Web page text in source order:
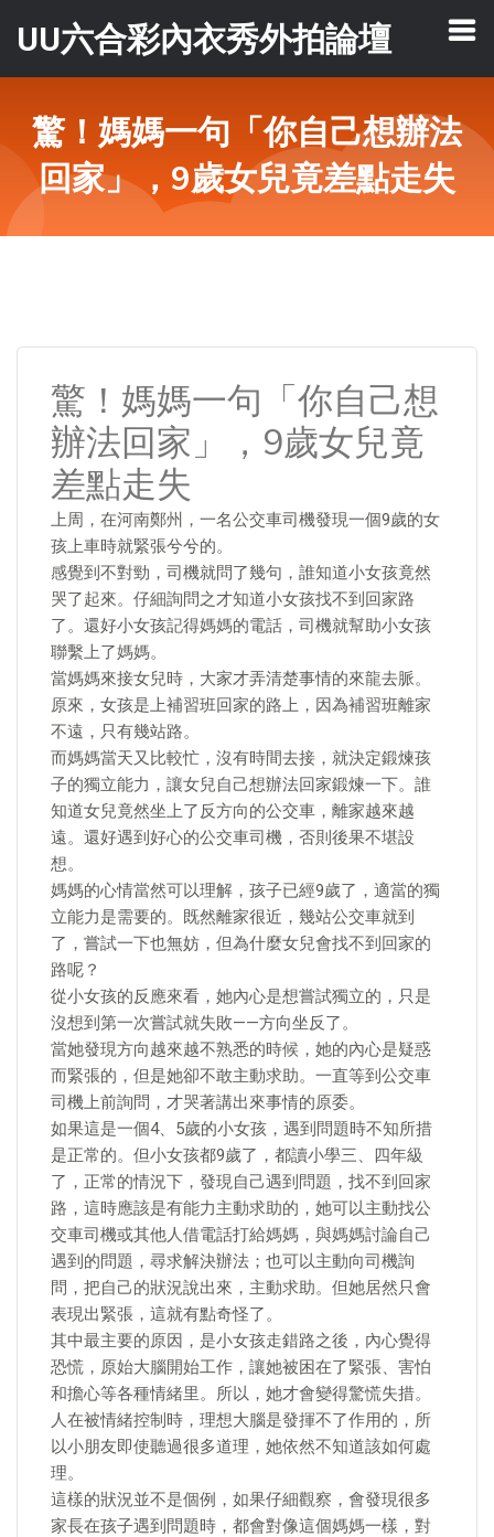
UU六合彩內衣秀外拍論壇
驚！媽媽一句「你自己想辦法
回家」，9歲女兒竟差點走失
驚！媽媽一句「你自己想
辦法回家」，9歲女兒竟
差點走失
上周，在河南鄭州，一名公交車司機發現一個9歲的女
孩上車時就緊張兮兮的。
感覺到不對勁，司機就問了幾句，誰知道小女孩竟然
哭了起來。仔細詢問之才知道小女孩找不到回家路
了。還好小女孩記得媽媽的電話，司機就幫助小女孩
聯繫上了媽媽。
當媽媽來接女兒時，大家才弄清楚事情的來龍去脈。
原來，女孩是上補習班回家的路上，因為補習班離家
不遠，只有幾站路。
而媽媽當天又比較忙，沒有時間去接，就決定鍛煉孩
子的獨立能力，讓女兒自己想辦法回家鍛煉一下。誰
知道女兒竟然坐上了反方向的公交車，離家越來越
遠。還好遇到好心的公交車司機，否則後果不堪設
想。
媽媽的心情當然可以理解，孩子已經9歲了，適當的獨
立能力是需要的。既然離家很近，幾站公交車就到
了，嘗試一下也無妨，但為什麼女兒會找不到回家的
路呢？
從小女孩的反應來看，她內心是想嘗試獨立的，只是
沒想到第一次嘗試就失敗——方向坐反了。
當她發現方向越來越不熟悉的時候，她的內心是疑惑
而緊張的，但是她卻不敢主動求助。一直等到公交車
司機上前詢問，才哭著講出來事情的原委。
如果這是一個4、5歲的小女孩，遇到問題時不知所措
是正常的。但小女孩都9歲了，都讀小學三、四年級
了，正常的情況下，發現自己遇到問題，找不到回家
路，這時應該是有能力主動求助的，她可以主動找公
交車司機或其他人借電話打給媽媽，與媽媽討論自己
遇到的問題，尋求解決辦法；也可以主動向司機詢
問，把自己的狀況說出來，主動求助。但她居然只會
表現出緊張，這就有點奇怪了。
其中最主要的原因，是小女孩走錯路之後，內心覺得
恐慌，原始大腦開始工作，讓她被困在了緊張、害怕
和擔心等各種情緒里。所以，她才會變得驚慌失措。
人在被情緒控制時，理想大腦是發揮不了作用的，所
以小朋友即使聽過很多道理，她依然不知道該如何處
理。
這樣的狀況並不是個例，如果仔細觀察，會發現很多
家長在孩子遇到問題時，都會對像這個媽媽一樣，對